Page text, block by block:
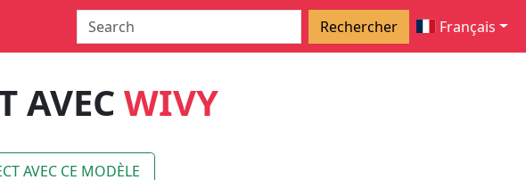
Rechercher Français
AVEC WIVY
AVEC CE MODÈLE